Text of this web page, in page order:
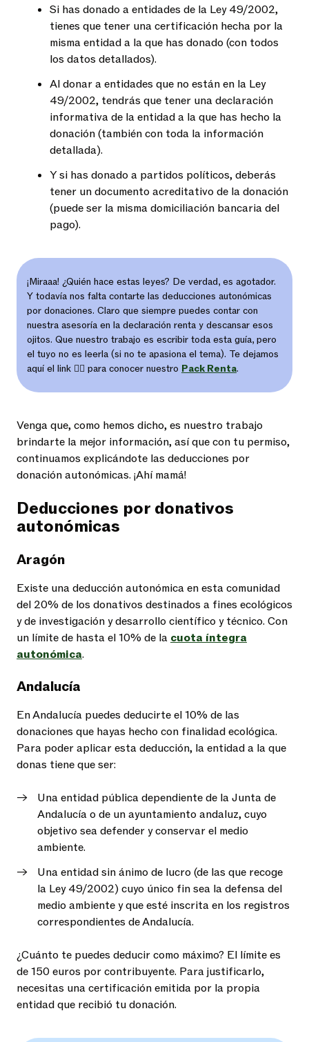
Si has donado a entidades de la Ley 49/2002,
tienes que tener una certificación hecha por la
misma entidad a la que has donado (con todos
los datos detallados).
Al donar a entidades que no están en la Ley
49/2002, tendrás que tener una declaración
informativa de la entidad a la que has hecho la
donación (también con toda la información
detallada).
Y si has donado a partidos políticos, deberás
tener un documento acreditativo de la donación
(puede ser la misma domiciliación bancaria del
pago).
¡Miraaa! ¿Quién hace estas leyes? De verdad, es agotador.
Y todavía nos falta contarte las deducciones autonómicas
por donaciones. Claro que siempre puedes contar con
nuestra asesoría en la declaración renta y descansar esos
ojitos. Que nuestro trabajo es escribir toda esta guía, pero
el tuyo no es leerla (si no te apasiona el tema). Te dejamos
aquí el link 👉🏼 para conocer nuestro Pack Renta.
Venga que, como hemos dicho, es nuestro trabajo
brindarte la mejor información, así que con tu permiso,
continuamos explicándote las deducciones por
donación autonómicas. ¡Ahí mamá!
Deducciones por donativos
autonómicas
Aragón
Existe una deducción autonómica en esta comunidad
del 20% de los donativos destinados a fines ecológicos
y de investigación y desarrollo científico y técnico. Con
un límite de hasta el 10% de la cuota íntegra
autonómica.
Andalucía
En Andalucía puedes deducirte el 10% de las
donaciones que hayas hecho con finalidad ecológica.
Para poder aplicar esta deducción, la entidad a la que
donas tiene que ser:
Una entidad pública dependiente de la Junta de
Andalucía o de un ayuntamiento andaluz, cuyo
objetivo sea defender y conservar el medio
ambiente.
Una entidad sin ánimo de lucro (de las que recoge
la Ley 49/2002) cuyo único fin sea la defensa del
medio ambiente y que esté inscrita en los registros
correspondientes de Andalucía.
¿Cuánto te puedes deducir como máximo? El límite es
de 150 euros por contribuyente. Para justificarlo,
necesitas una certificación emitida por la propia
entidad que recibió tu donación.